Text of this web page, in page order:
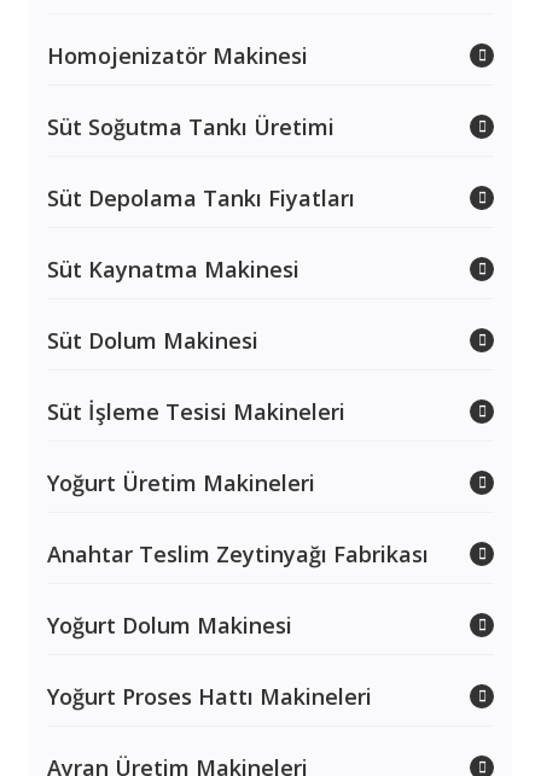
Homojenizatör Makinesi
Süt Soğutma Tankı Üretimi
Süt Depolama Tankı Fiyatları
Süt Kaynatma Makinesi
Süt Dolum Makinesi
Süt İşleme Tesisi Makineleri
Yoğurt Üretim Makineleri
Anahtar Teslim Zeytinyağı Fabrikası
Yoğurt Dolum Makinesi
Yoğurt Proses Hattı Makineleri
Ayran Üretim Makineleri